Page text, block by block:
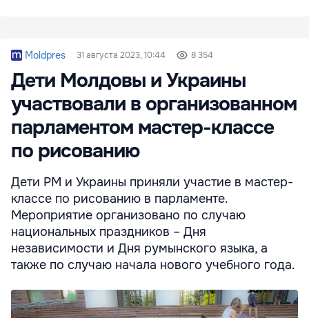
Moldpres 31 августа 2023, 10:44 8 354
Дети Молдовы и Украины
участвовали в организованном
парламентом мастер-классе
по рисованию
Дети РМ и Украины приняли участие в мастер-
классе по рисованию в парламенте.
Мероприятие организовано по случаю
национальных праздников – Дня
независимости и Дня румынского языка, а
также по случаю начала нового учебного года.